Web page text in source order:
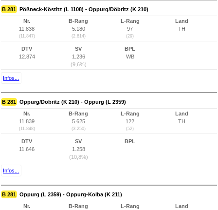
B 281 Pößneck-Köstitz (L 1108) - Oppurg/Döbritz (K 210)
Nr.
11.838
(11.847)
B-Rang
5.180
(2.814)
L-Rang
97
(29)
Land
TH
DTV
12.874
SV
1.236
(9,6%)
BPL
WB
Infos...
B 281 Oppurg/Döbritz (K 210) - Oppurg (L 2359)
Nr.
11.839
(11.848)
B-Rang
5.625
(3.250)
L-Rang
122
(52)
Land
TH
DTV
11.646
SV
1.258
(10,8%)
BPL
Infos...
B 281 Oppurg (L 2359) - Oppurg-Kolba (K 211)
Nr.
B-Rang
L-Rang
Land